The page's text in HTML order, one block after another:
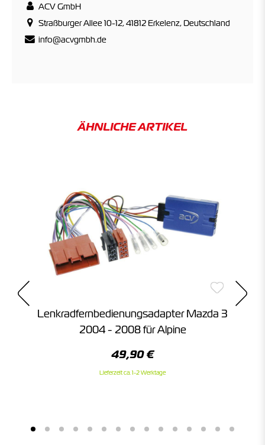
ACV GmbH
Straßburger Allee 10-12, 41812 Erkelenz, Deutschland
info@acvgmbh.de
ÄHNLICHE ARTIKEL
Lenkradfernbedienungsadapter Mazda 3
2004 - 2008 für Alpine
49,90 €
Lieferzeit ca. 1-2 Werktage